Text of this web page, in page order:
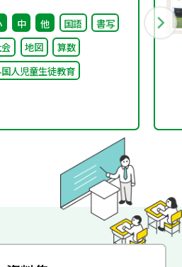
「保護者への（学校
としての）やさしい
語」～
中 他 国語
書写
地図
算数
人児童生徒教育